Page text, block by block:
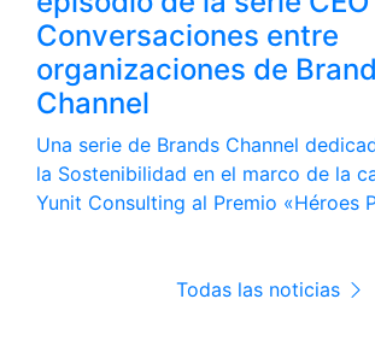
Conversaciones entre
organizaciones de
Channel
Una serie de Brands Channel
la Sostenibilidad en el marco de la
Yunit Consulting al Premio «Héroes
Todas las noticias